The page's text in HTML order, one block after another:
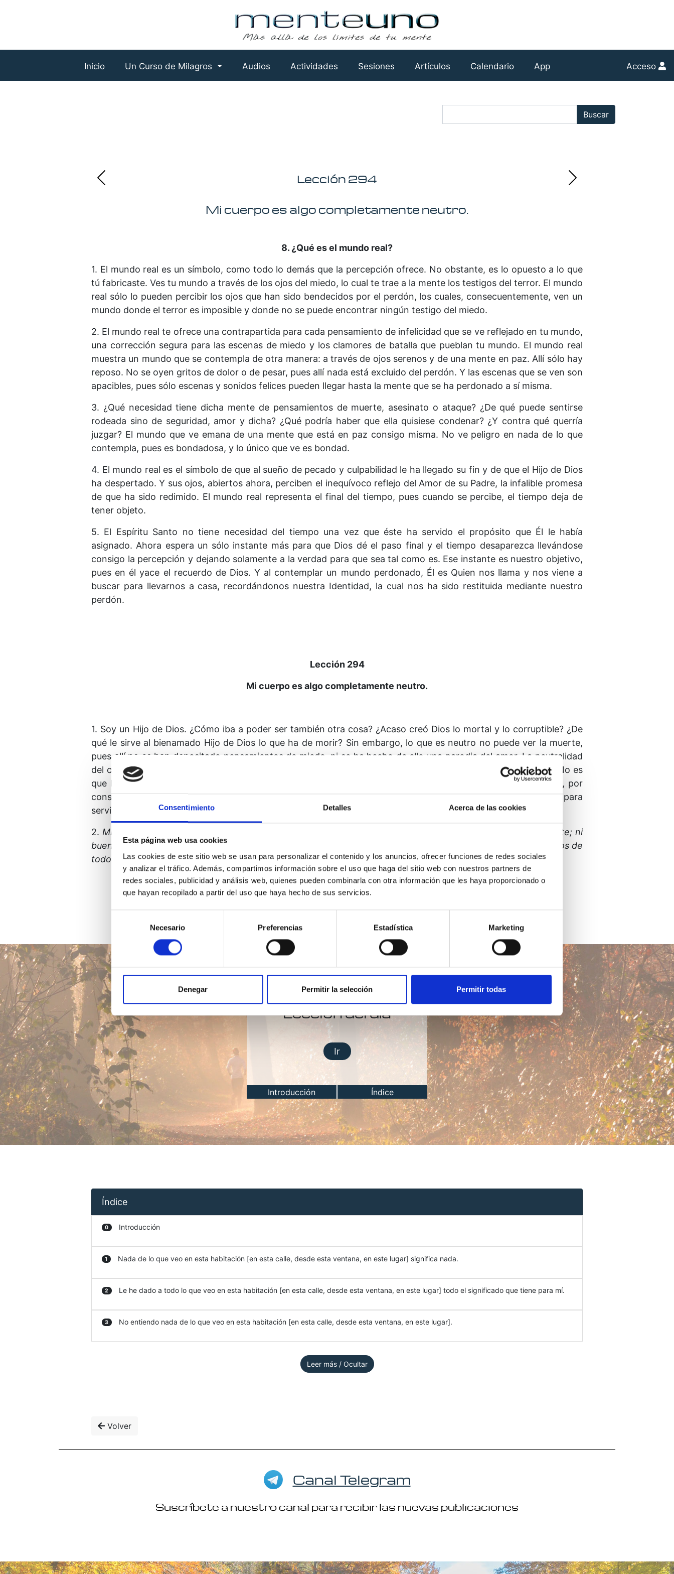
Consentimiento Detalles Acerca de las cookies
Esta página web usa cookies
Las cookies de este sitio web se usan para personalizar el contenido y los anuncios, ofrecer funciones de redes sociales
y analizar el tráfico. Además, compartimos información sobre el uso que haga del sitio web con nuestros partners de
redes sociales, publicidad y análisis web, quienes pueden combinarla con otra información que les haya proporcionado o
que hayan recopilado a partir del uso que haya hecho de sus servicios.
consentimiento
Necesario Preferencias Estadística Marketing
Denegar Permitir la selección Permitir todas
Inicio Un Curso de Milagros Audios Actividades Sesiones Artículos Calendario App Acceso
Buscar:
Buscar
Lección 294
Mi cuerpo es algo completamente neutro.
8. ¿Qué es el mundo real?
1. El mundo real es un símbolo, como todo lo demás que la percepción ofrece. No obstante, es lo opuesto a lo que
tú fabricaste. Ves tu mundo a través de los ojos del miedo, lo cual te trae a la mente los testigos del terror. El mundo
real sólo lo pueden percibir los ojos que han sido bendecidos por el perdón, los cuales, consecuentemente, ven un
mundo donde el terror es imposible y donde no se puede encontrar ningún testigo del miedo.
2. El mundo real te ofrece una contrapartida para cada pensamiento de infelicidad que se ve reflejado en tu mundo,
una corrección segura para las escenas de miedo y los clamores de batalla que pueblan tu mundo. El mundo real
muestra un mundo que se contempla de otra manera: a través de ojos serenos y de una mente en paz. Allí sólo hay
reposo. No se oyen gritos de dolor o de pesar, pues allí nada está excluido del perdón. Y las escenas que se ven son
apacibles, pues sólo escenas y sonidos felices pueden llegar hasta la mente que se ha perdonado a sí misma.
3. ¿Qué necesidad tiene dicha mente de pensamientos de muerte, asesinato o ataque? ¿De qué puede sentirse
rodeada sino de seguridad, amor y dicha? ¿Qué podría haber que ella quisiese condenar? ¿Y contra qué querría
juzgar? El mundo que ve emana de una mente que está en paz consigo misma. No ve peligro en nada de lo que
contempla, pues es bondadosa, y lo único que ve es bondad.
4. El mundo real es el símbolo de que al sueño de pecado y culpabilidad le ha llegado su fin y de que el Hijo de Dios
ha despertado. Y sus ojos, abiertos ahora, perciben el inequívoco reflejo del Amor de su Padre, la infalible promesa
de que ha sido redimido. El mundo real representa el final del tiempo, pues cuando se percibe, el tiempo deja de
tener objeto.
5. El Espíritu Santo no tiene necesidad del tiempo una vez que éste ha servido el propósito que Él le había
asignado. Ahora espera un sólo instante más para que Dios dé el paso final y el tiempo desaparezca llevándose
consigo la percepción y dejando solamente a la verdad para que sea tal como es. Ese instante es nuestro objetivo,
pues en él yace el recuerdo de Dios. Y al contemplar un mundo perdonado, Él es Quien nos llama y nos viene a
buscar para llevarnos a casa, recordándonos nuestra Identidad, la cual nos ha sido restituida mediante nuestro
perdón.
Lección 294
Mi cuerpo es algo completamente neutro.
1. Soy un Hijo de Dios. ¿Cómo iba a poder ser también otra cosa? ¿Acaso creó Dios lo mortal y lo corruptible? ¿De
qué le sirve al bienamado Hijo de Dios lo que ha de morir? Sin embargo, lo que es neutro no puede ver la muerte,
pues allí no se han depositado pensamientos de miedo, ni se ha hecho de ello una parodia del amor. La neutralidad
del cuerpo lo protege mientras siga siendo útil. Una vez que no tenga ningún propósito, se dejará a un lado. No es
que haya enfermado, esté viejo o lesionado. Es que simplemente no tiene ninguna función, es innecesario, y, por
consiguiente, se le desecha. Haz que hoy no vea en él más que esto: algo que es útil por un tiempo y apto para
servir, que se conserva mientras pueda ser de provecho, y luego es reemplazado por algo mejor.
2. Mi cuerpo, Padre, no puede ser Tu Hijo. Y lo que no ha sido creado no puede ser ni pecaminoso ni inocente; ni
bueno ni malo. Déjame, pues, valerme de este sueño para poder ser de ayuda en Tu plan de que despertemos de
todos los sueños que urdimos.
Lección del día
Ir
Introducción Índice
Índice
0 Introducción
1 Nada de lo que veo en esta habitación [en esta calle, desde esta ventana, en este lugar] significa nada.
2 Le he dado a todo lo que veo en esta habitación [en esta calle, desde esta ventana, en este lugar] todo el significado que tiene para mí.
3 No entiendo nada de lo que veo en esta habitación [en esta calle, desde esta ventana, en este lugar].
Leer más / Ocultar
Volver
Canal Telegram
Suscríbete a nuestro canal para recibir las nuevas publicaciones